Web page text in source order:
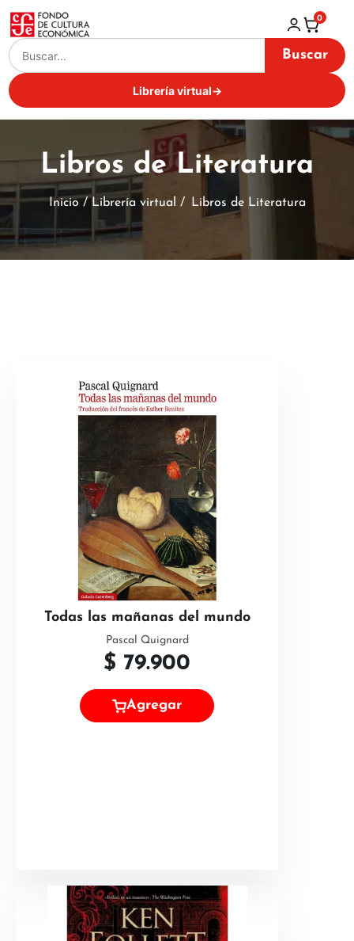
Buscar
Librería virtual→
0
Libros de Literatura
Inicio / Librería virtual / Libros de Literatura
Todas las mañanas del mundo
Pascal Quignard
$ 79.900
Agregar